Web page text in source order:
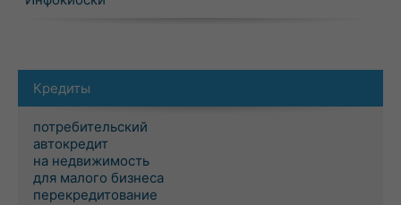
Кредиты
потребительский
автокредит
на недвижимость
для малого бизнеса
перекредитование